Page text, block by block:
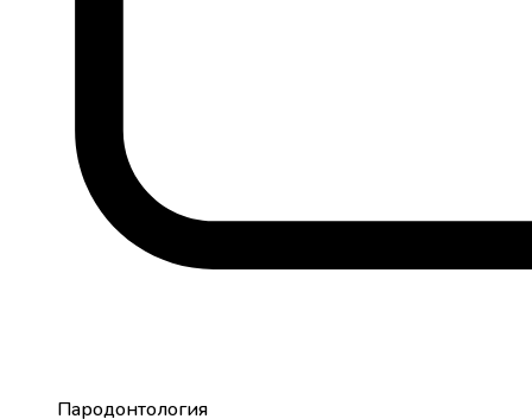
Пародонтология